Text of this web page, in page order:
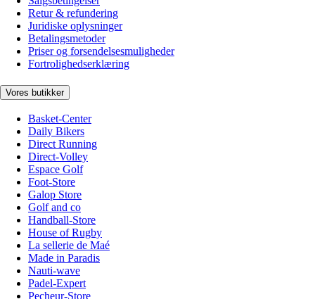
Retur & refundering
Juridiske oplysninger
Betalingsmetoder
Priser og forsendelsesmuligheder
Fortrolighedserklæring
Vores butikker
Basket-Center
Daily Bikers
Direct Running
Direct-Volley
Espace Golf
Foot-Store
Galop Store
Golf and co
Handball-Store
House of Rugby
La sellerie de Maé
Made in Paradis
Nauti-wave
Padel-Expert
Pecheur-Store